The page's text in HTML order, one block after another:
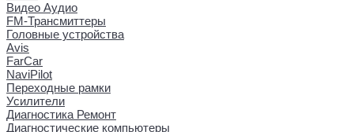
Видео Аудио
FM-Трансмиттеры
Головные устройства
Avis
FarCar
NaviPilot
Переходные рамки
Усилители
Диагностика Ремонт
Диагностические компьютеры